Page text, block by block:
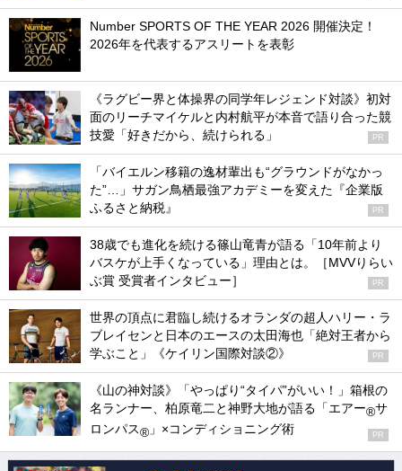
Number SPORTS OF THE YEAR 2026 開催決定！
2026年を代表するアスリートを表彰
《ラグビー界と体操界の同学年レジェンド対談》初対
面のリーチマイケルと内村航平が本音で語り合った競
技愛「好きだから、続けられる」
PR
「バイエルン移籍の逸材輩出も“グラウンドがなかっ
た”…」サガン鳥栖最強アカデミーを変えた『企業版
ふるさと納税』
PR
38歳でも進化を続ける篠山竜青が語る「10年前より
バスケが上手くなっている」理由とは。［MVVりらい
ぶ賞 受賞者インタビュー］
PR
世界の頂点に君臨し続けるオランダの超人ハリー・ラ
ブレイセンと日本のエースの太田海也「絶対王者から
学ぶこと」《ケイリン国際対談②》
PR
《山の神対談》「やっぱり“タイパ”がいい！」箱根の
名ランナー、柏原竜二と神野大地が語る「エアー®サ
ロンパス® 」×コンディショニング術 PR